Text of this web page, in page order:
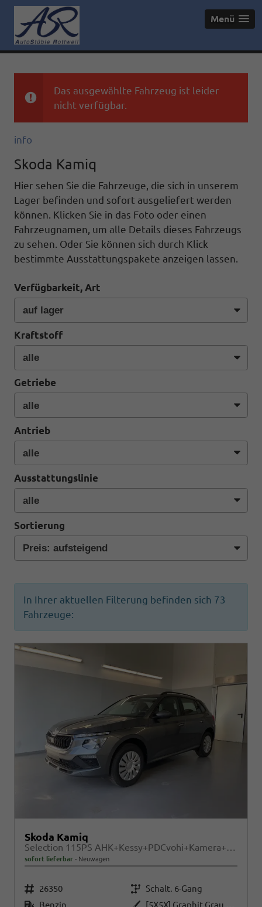
Menü
Das ausgewählte Fahrzeug ist leider
nicht verfügbar.
info
Skoda Kamiq
Hier sehen Sie die Fahrzeuge, die sich in unserem
Lager befinden und sofort ausgeliefert werden
können. Klicken Sie in das Foto oder einen
Fahrzeugnamen, um alle Details dieses Fahrzeugs
zu sehen. Oder Sie können sich durch Klick
bestimmte Ausstattungspakete anzeigen lassen.
Verfügbarkeit, Art
Kraftstoff
Getriebe
Antrieb
Ausstattungslinie
Sortierung
In Ihrer aktuellen Filterung befinden sich 73
Fahrzeuge:
Skoda Kamiq
Selection 115PS AHK+Kessy+PDCvohi+Kamera+Climatronic+AppConnect+Sitzheizung
sofort lieferbar Neuwagen
Fahrzeugnr. 26350 Getriebe Schalt. 6-Gang
Kraftstoff Benzin Außenfarbe
[5X5X] Graphit Grau Metallic